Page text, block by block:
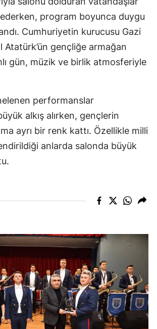
program boyunca duygu
Cumhuriyetin kurucusu Gazi
Atatürk’ün gençliğe armağan
gün, müzik ve birlik atmosferiyle
performanslar
alkış alırken, gençlerin
ayrı bir renk kattı. Özellikle milli
anlarda salonda büyük